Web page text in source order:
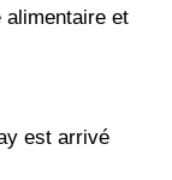
alimentaire et
est arrivé